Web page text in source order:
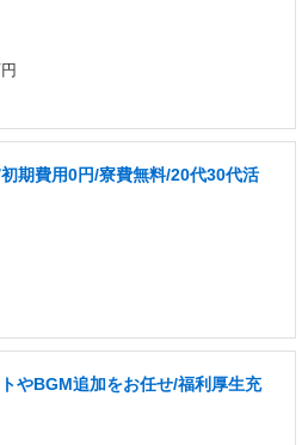
期費用0円/寮費無料/20代30代活
やBGM追加をお任せ/福利厚生充